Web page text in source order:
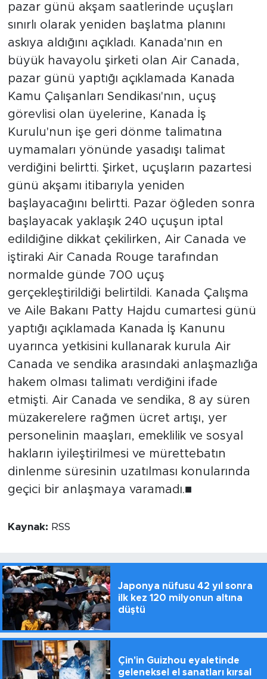
pazar günü akşam saatlerinde uçuşları
sınırlı olarak yeniden başlatma planını
askıya aldığını açıkladı. Kanada'nın en
büyük havayolu şirketi olan Air Canada,
pazar günü yaptığı açıklamada Kanada
Kamu Çalışanları Sendikası'nın, uçuş
görevlisi olan üyelerine, Kanada İş
Kurulu'nun işe geri dönme talimatına
uymamaları yönünde yasadışı talimat
verdiğini belirtti. Şirket, uçuşların pazartesi
günü akşamı itibarıyla yeniden
başlayacağını belirtti. Pazar öğleden sonra
başlayacak yaklaşık 240 uçuşun iptal
edildiğine dikkat çekilirken, Air Canada ve
iştiraki Air Canada Rouge tarafından
normalde günde 700 uçuş
gerçekleştirildiği belirtildi. Kanada Çalışma
ve Aile Bakanı Patty Hajdu cumartesi günü
yaptığı açıklamada Kanada İş Kanunu
uyarınca yetkisini kullanarak kurula Air
Canada ve sendika arasındaki anlaşmazlığa
hakem olması talimatı verdiğini ifade
etmişti. Air Canada ve sendika, 8 ay süren
müzakerelere rağmen ücret artışı, yer
personelinin maaşları, emeklilik ve sosyal
hakların iyileştirilmesi ve mürettebatın
dinlenme süresinin uzatılması konularında
geçici bir anlaşmaya varamadı.■
Kaynak: RSS
Japonya nüfusu 42 yıl sonra
ilk kez 120 milyonun altına
düştü
Çin'in Guizhou eyaletinde
geleneksel el sanatları kırsal